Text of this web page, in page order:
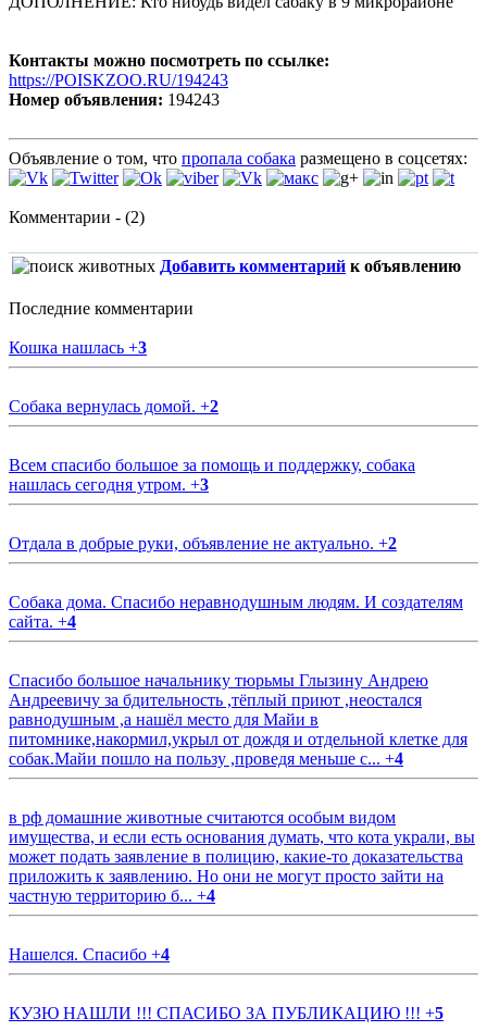
Контакты можно посмотреть по ссылке:
https://POISKZOO.RU/194243
Номер объявления: 194243
Объявление о том, что пропала собака размещено в соцсетях:
Комментарии - (2)
Добавить комментарий к объявлению
Последние комментарии
Кошка нашлась +3
Собака вернулась домой. +2
Всем спасибо большое за помощь и поддержку, собака
нашлась сегодня утром. +3
Отдала в добрые руки, объявление не актуально. +2
Собака дома. Спасибо неравнодушным людям. И создателям
сайта. +4
Спасибо большое начальнику тюрьмы Глызину Андрею
Андреевичу за бдительность ,тёплый приют ,неостался
равнодушным ,а нашёл место для Майи в
питомнике,накормил,укрыл от дождя и отдельной клетке для
собак.Майи пошло на пользу ,проведя меньше с... +4
в рф домашние животные считаются особым видом
имущества, и если есть основания думать, что кота украли, вы
может подать заявление в полицию, какие-то доказательства
приложить к заявлению. Но они не могут просто зайти на
частную территорию б... +4
Нашелся. Спасибо +4
КУЗЮ НАШЛИ !!! СПАСИБО ЗА ПУБЛИКАЦИЮ !!! +5